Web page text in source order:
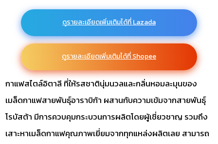
ดูรายละเอียดเพิ่มเติมได้ที่ Lazada
ดูรายละเอียดเพิ่มเติมได้ที่ Shopee
กาแฟสไตล์อิตาลี ที่ให้รสชาตินุ่มนวลและกลิ่นหอมละมุนของ
เมล็ดกาแฟสายพันธุ์อาราบิก้า ผสานกับความเข้มจากสายพันธุ์
โรบัสต้า มีการควบคุมกระบวนการผลิตโดยผู้เชี่ยวชาญ รวมถึง
เสาะหาเมล็ดกาแฟคุณภาพเยี่ยมจากทุกแหล่งผลิตเลย สามารถ